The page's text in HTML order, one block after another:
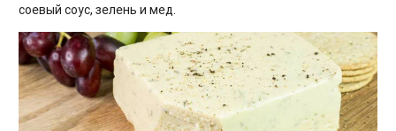
соевый соус, зелень и мед.